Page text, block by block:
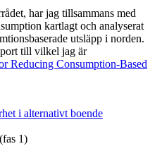
har jag tillsammans med
kartlagt och analyserat
utsläpp i norden.
till vilkel jag är
Reducing Consumption-Based
i alternativt boende
(fas 1)